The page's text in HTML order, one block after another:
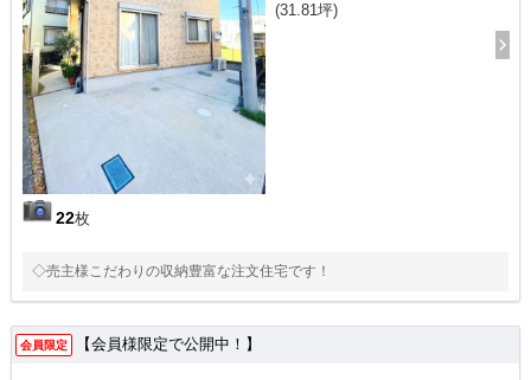
22枚
(31.81坪)
◇売主様こだわりの収納豊富な注文住宅です！
会員限定 【会員様限定で公開中！】